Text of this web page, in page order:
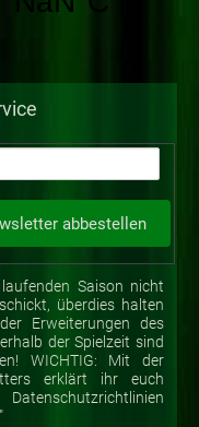
Saison nicht
überdies halten
Erweiterungen des
der Spielzeit sind
WICHTIG: Mit der
erklärt ihr euch